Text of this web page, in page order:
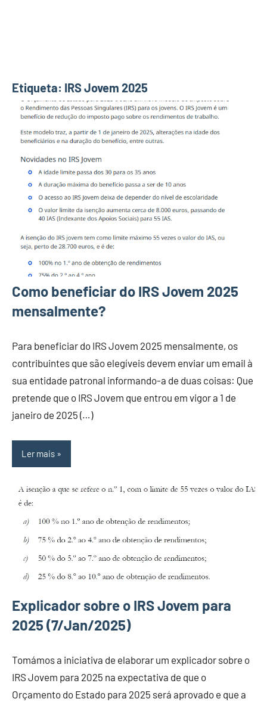
Etiqueta: IRS Jovem 2025
Como beneficiar do IRS Jovem 2025
mensalmente?
Para beneficiar do IRS Jovem 2025 mensalmente, os
contribuintes que são elegíveis devem enviar um email à
sua entidade patronal informando-a de duas coisas: Que
pretende que o IRS Jovem que entrou em vigor a 1 de
janeiro de 2025 (…)
Ler mais
Explicador sobre o IRS Jovem para
2025 (7/Jan/2025)
Tomámos a iniciativa de elaborar um explicador sobre o
IRS Jovem para 2025 na expectativa de que o
Orçamento do Estado para 2025 será aprovado e que a